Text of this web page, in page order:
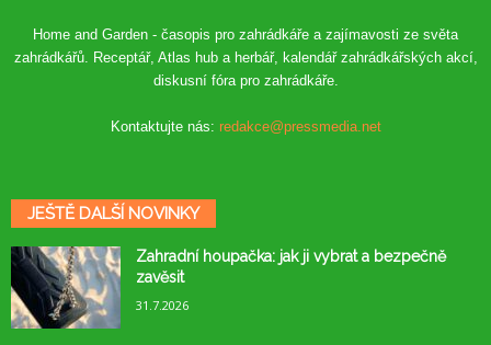
Home and Garden - časopis pro zahrádkáře a zajímavosti ze světa
zahrádkářů. Receptář, Atlas hub a herbář, kalendář zahrádkářských akcí,
diskusní fóra pro zahrádkáře.
Kontaktujte nás: redakce@pressmedia.net
JEŠTĚ DALŠÍ NOVINKY
Zahradní houpačka: jak ji vybrat a bezpečně
zavěsit
31.7.2026